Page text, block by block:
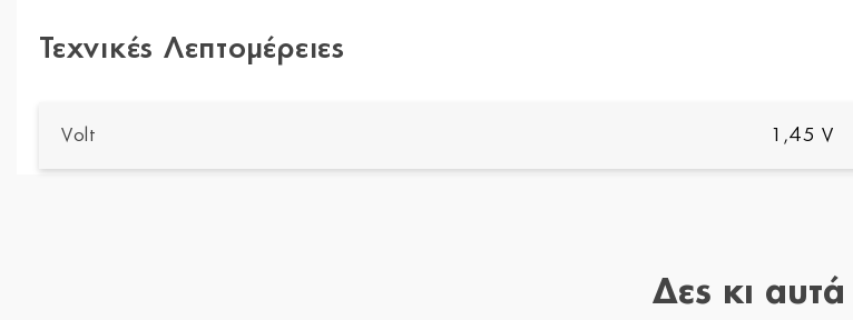
Τεχνικές Λεπτομέρειες
Volt 1,45 V
Δες κι αυτά